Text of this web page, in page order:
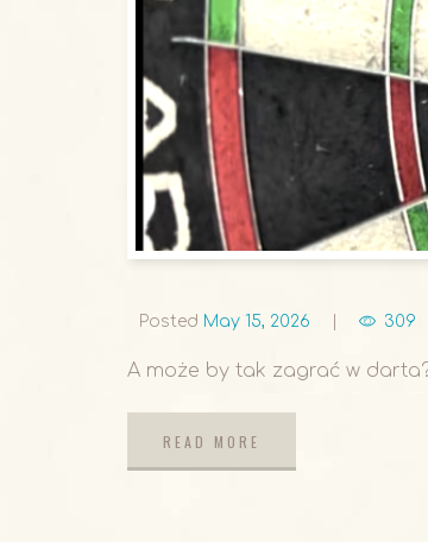
Posted May 15, 2026 309
A może by tak zagrać w
READ MORE